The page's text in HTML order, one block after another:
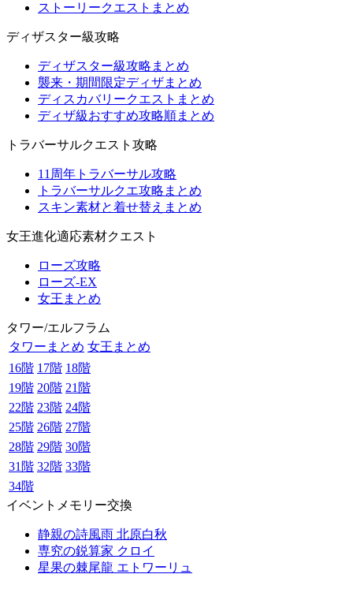
ストーリークエストまとめ
ディザスター級攻略
ディザスター級攻略まとめ
襲来・期間限定ディザまとめ
ディスカバリークエストまとめ
ディザ級おすすめ攻略順まとめ
トラバーサルクエスト攻略
11周年トラバーサル攻略
トラバーサルクエ攻略まとめ
スキン素材と着せ替えまとめ
女王進化適応素材クエスト
ローズ攻略
ローズ-EX
女王まとめ
タワー/エルフラム
タワーまとめ 女王まとめ
16階 17階 18階
19階 20階 21階
22階 23階 24階
25階 26階 27階
28階 29階 30階
31階 32階 33階
34階
イベントメモリー交換
静親の詩風雨 北原白秋
専究の鋭算家 クロイ
星果の棘尾龍 エトワーリュ